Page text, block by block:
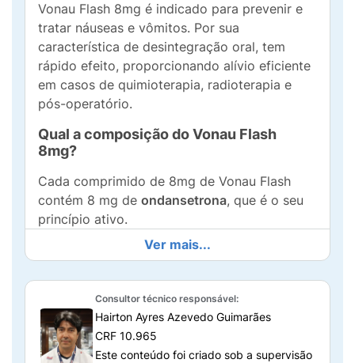
Vonau Flash 8mg é indicado para prevenir e
tratar náuseas e vômitos. Por sua
característica de desintegração oral, tem
rápido efeito, proporcionando alívio eficiente
em casos de quimioterapia, radioterapia e
pós-operatório.
Qual a composição do Vonau Flash
8mg?
Cada comprimido de 8mg de Vonau Flash
contém 8 mg de ondansetrona, que é o seu
princípio ativo.
O comprimido possui outros componentes em
excipientes. Eles são: manitol, celulose
microcristalina, crospovidona, estearato de
magnésio, dióxido de silício coloidal, aroma
Ver mais...
Consultor técnico responsável:
Hairton Ayres Azevedo Guimarães
CRF 10.965
Este conteúdo foi criado sob a supervisão